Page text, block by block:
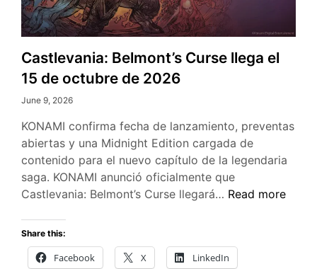
Castlevania: Belmont’s Curse llega el
15 de octubre de 2026
June 9, 2026
KONAMI confirma fecha de lanzamiento, preventas
abiertas y una Midnight Edition cargada de
contenido para el nuevo capítulo de la legendaria
saga. KONAMI anunció oficialmente que
Castlevania: Belmont’s Curse llegará… Castlevania:
llega
el
Read more
Share this:
Facebook X LinkedIn